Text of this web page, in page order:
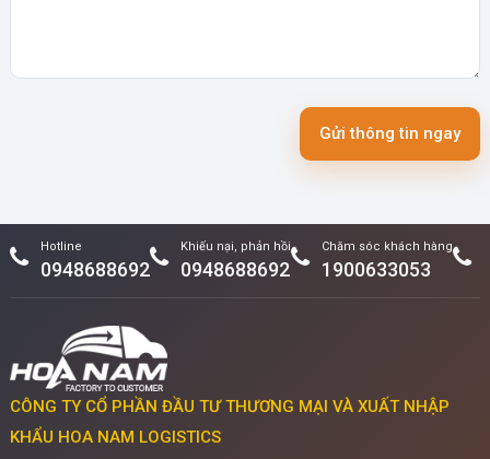
Gửi thông tin ngay
Hotline
0948688692
Khiếu nại, phản hồi
0948688692
Chăm sóc khách hàng
1900633053
CÔNG TY CỔ PHẦN ĐẦU TƯ THƯƠNG MẠI VÀ XUẤT NHẬP
KHẨU HOA NAM LOGISTICS